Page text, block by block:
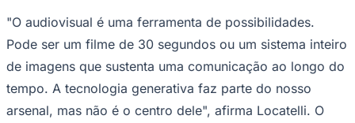
"O audiovisual é uma ferramenta de possibilidades.
Pode ser um filme de 30 segundos ou um sistema inteiro
de imagens que sustenta uma comunicação ao longo do
tempo. A tecnologia generativa faz parte do nosso
arsenal, mas não é o centro dele", afirma Locatelli. O